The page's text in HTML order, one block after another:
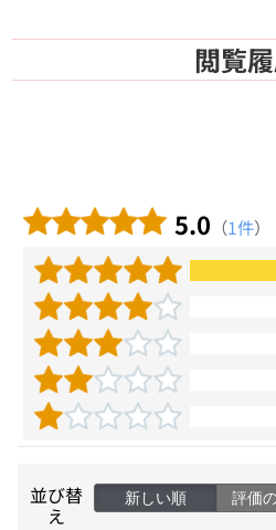
閲覧
5.0 （1件）
並び替
え
新しい順 評価